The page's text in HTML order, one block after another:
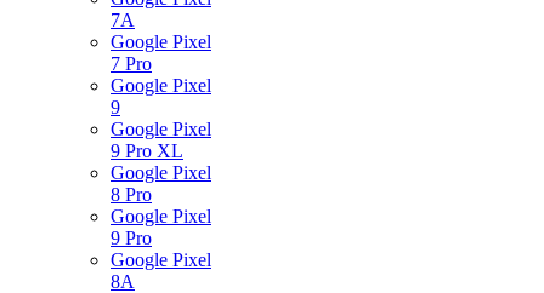
7А
Google Pixel
7 Pro
Google Pixel
9
Google Pixel
9 Pro XL
Google Pixel
8 Pro
Google Pixel
9 Pro
Google Pixel
8A